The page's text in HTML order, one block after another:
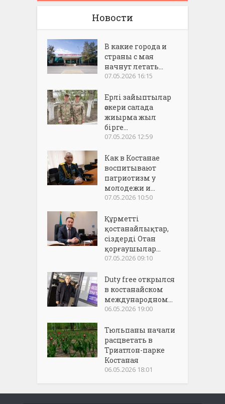
Новости
В какие города и
страны с мая
начнут летать...
07.05.2026 16:15
Ерлі зайыптылар
әскери салада
жиырма жыл
бірге...
07.05.2026 12:59
Как в Костанае
воспитывают
патриотизм у
молодежи и...
07.05.2026 10:50
Құрметті
қостанайлықтар,
сіздерді Отан
қорғаушылар...
07.05.2026 09:10
Duty free открылся
в костанайском
международном...
06.05.2026 19:00
Тюльпаны начали
расцветать в
Триатлон-парке
Костаная
06.05.2026 18:01